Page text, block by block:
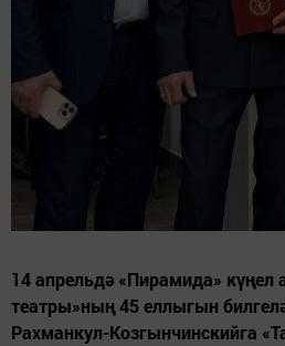
14 апрельдә «Пирамида» күңел
театры»ның 45 еллыгын
Рахманкул-Козгынчинскийга